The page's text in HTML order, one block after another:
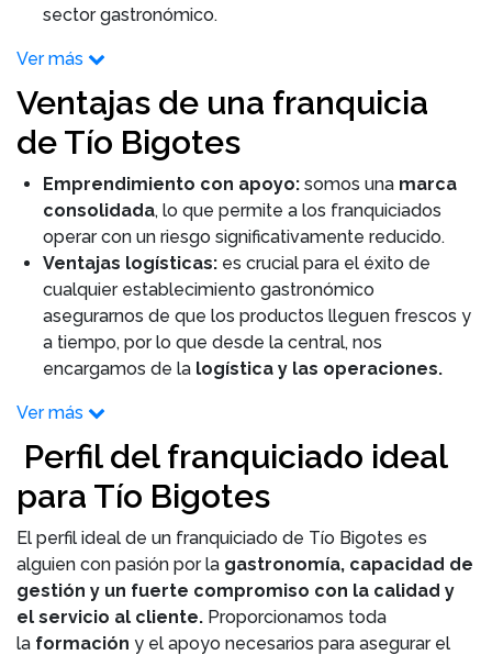
sector gastronómico.
Ver más
Ventajas de una franquicia
de Tío Bigotes
Emprendimiento con apoyo: somos una marca
consolidada, lo que permite a los franquiciados
operar con un riesgo significativamente reducido.
Ventajas logísticas: es crucial para el éxito de
cualquier establecimiento gastronómico
asegurarnos de que los productos lleguen frescos y
a tiempo, por lo que desde la central, nos
encargamos de la logística y las operaciones.
Ver más
Perfil del franquiciado ideal
para Tío Bigotes
El perfil ideal de un franquiciado de Tío Bigotes es
alguien con pasión por la gastronomía, capacidad de
gestión y un fuerte compromiso con la calidad y
el servicio al cliente. Proporcionamos toda
la formación y el apoyo necesarios para asegurar el